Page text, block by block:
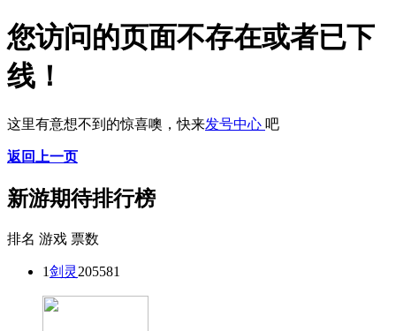
您访问的页面不存在或者已下
线！
这里有意想不到的惊喜噢，快来发号中心 吧
返回上一页
新游期待排行榜
排名 游戏 票数
1剑灵 205581